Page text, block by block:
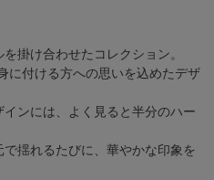
掛け合わせたコレクション。
に付ける方への思いを込めたデザ
ンには、よく見ると半分のハー
揺れるたびに、華やかな印象を